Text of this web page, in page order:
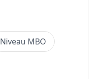
Niveau MBO